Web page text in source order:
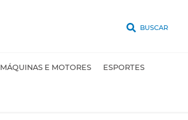
BUSCAR
MÁQUINAS E MOTORES ESPORTES